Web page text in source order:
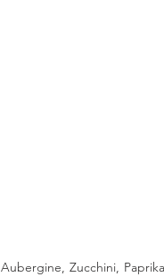
Aubergine, Zucchini,